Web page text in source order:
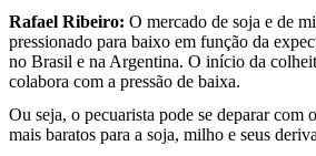
Rafael Ribeiro: O mercado de soja e de
pressionado para baixo em função da
no Brasil e na Argentina. O início da
colabora com a pressão de baixa.
Ou seja, o pecuarista pode se deparar com
mais baratos para a soja, milho e seus